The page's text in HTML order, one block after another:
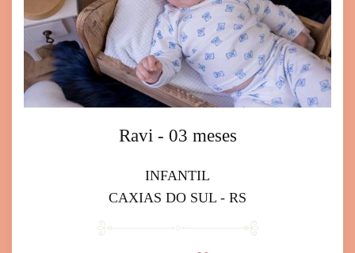
Ravi - 03 meses
INFANTIL
CAXIAS DO SUL - RS